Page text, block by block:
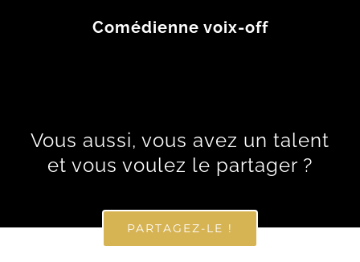
Comédienne voix-off
Vous aussi, vous avez un talent
et vous voulez le partager ?
PARTAGEZ-LE !